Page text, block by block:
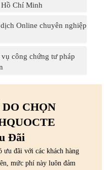
Chí Minh
Online chuyên nghiệp
công chứng tư pháp
CHỌN
Đãi
ưu đãi với các khách hàng
mức phí này luôn đảm